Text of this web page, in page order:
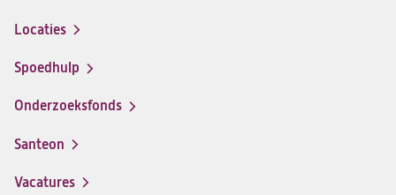
Locaties
Spoedhulp
Onderzoeksfonds
Santeon
(opent
in
Vacatures